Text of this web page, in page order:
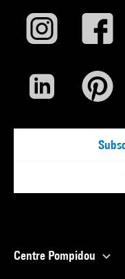
Centre Pompidou